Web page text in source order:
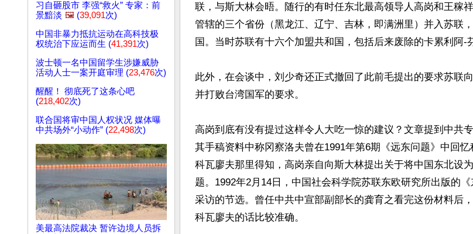
习自砸股市 李强“救火” 专家：前
景黯淡 🖼️ (39,091次)
中国非暴力抵抗运动在高科技极
权统治下应运而生 (41,391次)
波士顿一名中国留学生涉嫌威胁
活动人士一案开庭审理 (23,476次)
醒醒！ 彻底死了这条心吧
(218,402次)
联合国将审中国人权状况 媒体曝
中共场外“小动作” (22,498次)
美最高法院裁决 暂许边境人员拆
联，与斯大林会晤。随行的有时任东北最高领导人高岗和王稼
管辖的三个省份（黑龙江、辽宁、吉林，即满洲里）并入苏联
国。当时苏联有十六个加盟共和国，包括后来废除的卡累利阿-
此外，在会谈中，刘少奇还正式撤回了此前毛提出的要求苏联
并打败台湾国军的要求。
高岗到底有没有提过这样令人大吃一惊的建议？文章提到中共
其手稿资料中称冈察洛夫曾在1991年第6期《远东问题》中回
科瓦廖夫那里得知，高岗亲自向斯大林提出关于将中国东北设
题。1992年2月14日，中国社会科学院苏联东欧研究所出版的
采访的节选。曾任中共中宣部副部长的龚育之看完这份材料后
科瓦廖夫的话比较准确。